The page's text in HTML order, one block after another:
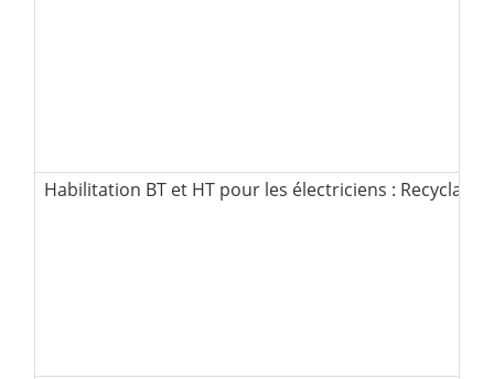
Habilitation BT et HT pour les électriciens : Recyclage